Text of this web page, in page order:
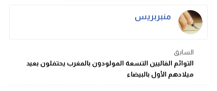
منبربريس
السابق
التوائم المَاليين التسعة المولودون بالمغرب يحتفلون بعيد
ميلادهم الأول بالبيضاء